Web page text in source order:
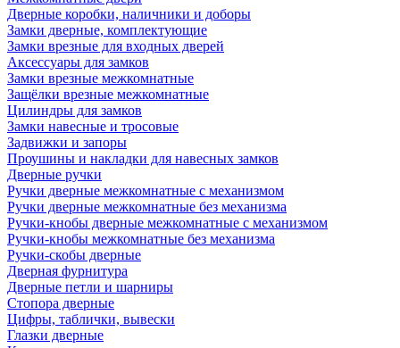
Дверные коробки, наличники и доборы
Замки дверные, комплектующие
Замки врезные для входных дверей
Аксессуары для замков
Замки врезные межкомнатные
Защёлки врезные межкомнатные
Цилиндры для замков
Замки навесные и тросовые
Задвижки и запоры
Проушины и накладки для навесных замков
Дверные ручки
Ручки дверные межкомнатные с механизмом
Ручки дверные межкомнатные без механизма
Ручки-кнобы дверные межкомнатные с механизмом
Ручки-кнобы межкомнатные без механизма
Ручки-скобы дверные
Дверная фурнитура
Дверные петли и шарниры
Стопора дверные
Цифры, таблички, вывески
Глазки дверные